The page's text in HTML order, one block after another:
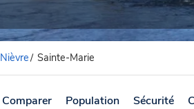
Nièvre/ Sainte-Marie
Comparer Population Sécurité